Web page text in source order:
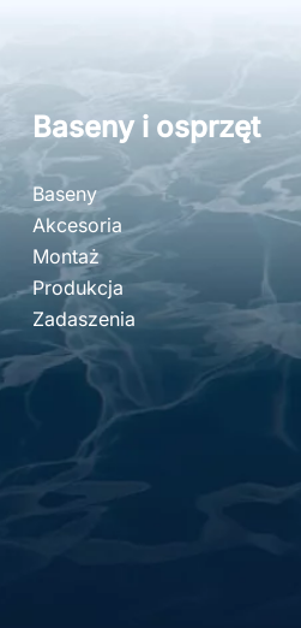
Baseny i osprzęt
Baseny
Akcesoria
Montaż
Produkcja
Zadaszenia